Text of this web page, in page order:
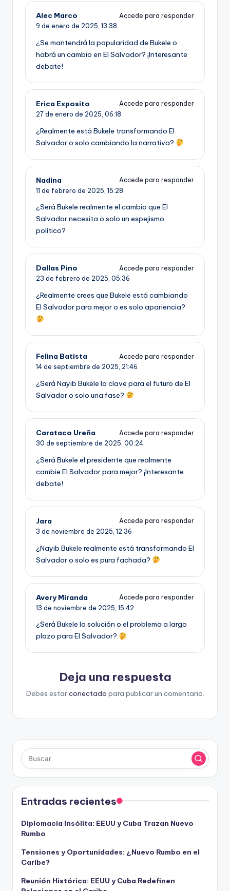
Alec Marco
Accede para responder
9 de enero de 2025, 13:38
¿Se mantendrá la popularidad de Bukele o
habrá un cambio en El Salvador? ¡Interesante
debate!
Erica Exposito
Accede para responder
27 de enero de 2025, 06:18
¿Realmente está Bukele transformando El
Salvador o solo cambiando la narrativa?
Nadina
Accede para responder
11 de febrero de 2025, 15:28
¿Será Bukele realmente el cambio que El
Salvador necesita o solo un espejismo
político?
Dallas Pino
Accede para responder
23 de febrero de 2025, 05:36
¿Realmente crees que Bukele está cambiando
El Salvador para mejor o es solo apariencia?
Felina Batista
Accede para responder
14 de septiembre de 2025, 21:46
¿Será Nayib Bukele la clave para el futuro de El
Salvador o solo una fase?
Carataco Ureña
Accede para responder
30 de septiembre de 2025, 00:24
¿Será Bukele el presidente que realmente
cambie El Salvador para mejor? ¡Interesante
debate!
Jara
Accede para responder
3 de noviembre de 2025, 12:36
¿Nayib Bukele realmente está transformando El
Salvador o solo es pura fachada?
Avery Miranda
Accede para responder
13 de noviembre de 2025, 15:42
¿Será Bukele la solución o el problema a largo
plazo para El Salvador?
Deja una respuesta
Debes estarconectado para publicar un comentario.
Entradas recientes
Diplomacia Insólita: EEUU y Cuba Trazan Nuevo
Rumbo
Tensiones y Oportunidades: ¿Nuevo Rumbo en el
Caribe?
Reunión Histórica: EEUU y Cuba Redefinen